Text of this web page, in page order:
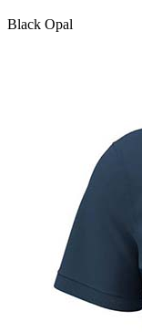
Black Opal